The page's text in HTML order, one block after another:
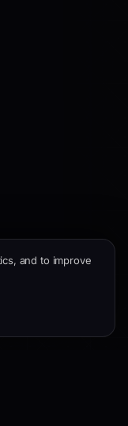
and to improve